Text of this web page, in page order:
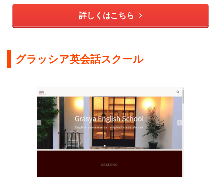
詳しくはこちら
グラッシア英会話スクール